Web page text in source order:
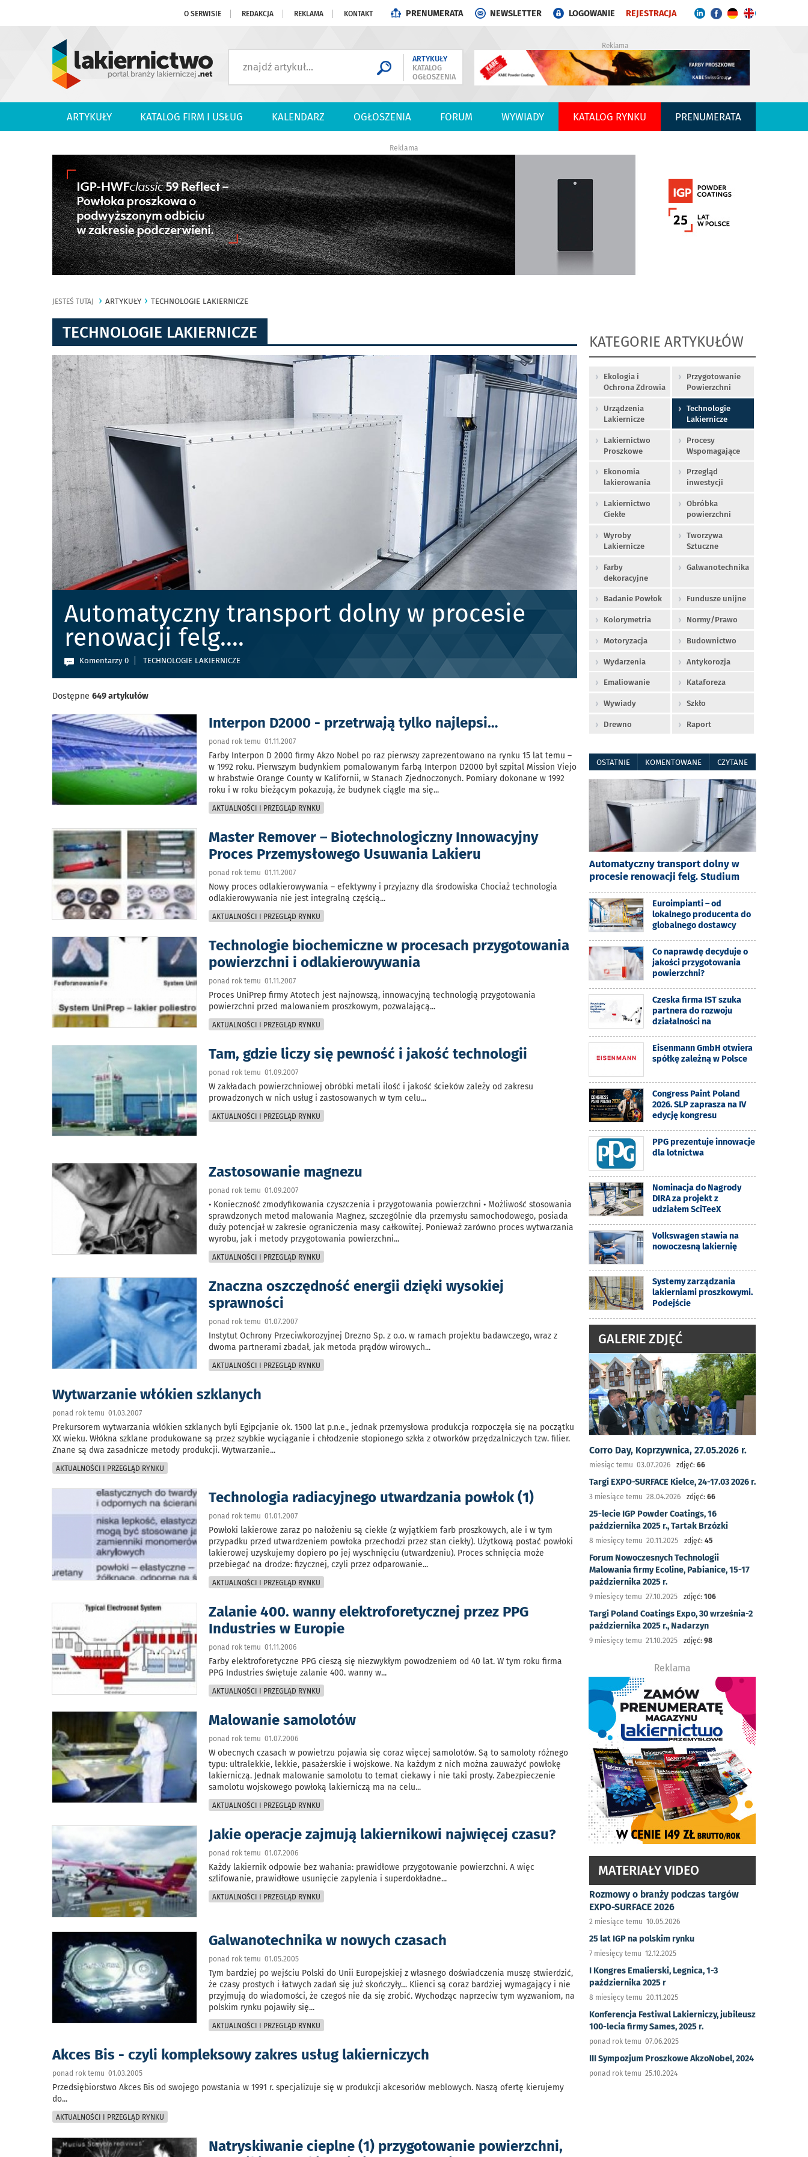
O SERWISIE REDAKCJA REKLAMA KONTAKT PRENUMERATA NEWSLETTER LOGOWANIE REJESTRACJA
ARTYKUŁY
KATALOG
OGŁOSZENIA
Reklama
ARTYKUŁY KATALOG FIRM I USŁUG KALENDARZ OGŁOSZENIA FORUM WYWIADY KATALOG RYNKU PRENUMERATA
Reklama
JESTEŚ TUTAJ ARTYKUŁY TECHNOLOGIE LAKIERNICZE
TECHNOLOGIE LAKIERNICZE
Automatyczny transport dolny w procesie
renowacji felg....
Komentarzy 0 TECHNOLOGIE LAKIERNICZE
Dostępne 649 artykułów
Interpon D2000 - przetrwają tylko najlepsi…
ponad rok temu 01.11.2007
Farby Interpon D 2000 firmy Akzo Nobel po raz pierwszy zaprezentowano na rynku 15 lat temu –
w 1992 roku. Pierwszym budynkiem pomalowanym farbą Interpon D2000 był szpital Mission Viejo
w hrabstwie Orange County w Kalifornii, w Stanach Zjednoczonych. Pomiary dokonane w 1992
roku i w roku bieżącym pokazują, że budynek ciągle ma się...
AKTUALNOŚCI I PRZEGLĄD RYNKU
Master Remover – Biotechnologiczny Innowacyjny
Proces Przemysłowego Usuwania Lakieru
ponad rok temu 01.11.2007
Nowy proces odlakierowywania – efektywny i przyjazny dla środowiska Chociaż technologia
odlakierowywania nie jest integralną częścią...
AKTUALNOŚCI I PRZEGLĄD RYNKU
Technologie biochemiczne w procesach przygotowania
powierzchni i odlakierowywania
ponad rok temu 01.11.2007
Proces UniPrep firmy Atotech jest najnowszą, innowacyjną technologią przygotowania
powierzchni przed malowaniem proszkowym, pozwalającą...
AKTUALNOŚCI I PRZEGLĄD RYNKU
Tam, gdzie liczy się pewność i jakość technologii
ponad rok temu 01.09.2007
W zakładach powierzchniowej obróbki metali ilość i jakość ścieków zależy od zakresu
prowadzonych w nich usług i zastosowanych w tym celu...
AKTUALNOŚCI I PRZEGLĄD RYNKU
Zastosowanie magnezu
ponad rok temu 01.09.2007
• Konieczność zmodyfikowania czyszczenia i przygotowania powierzchni • Możliwość stosowania
sprawdzonych metod malowania Magnez, szczególnie dla przemysłu samochodowego, posiada
duży potencjał w zakresie ograniczenia masy całkowitej. Ponieważ zarówno proces wytwarzania
wyrobu, jak i metody przygotowania powierzchni...
AKTUALNOŚCI I PRZEGLĄD RYNKU
Znaczna oszczędność energii dzięki wysokiej
sprawności
ponad rok temu 01.07.2007
Instytut Ochrony Przeciwkorozyjnej Drezno Sp. z o.o. w ramach projektu badawczego, wraz z
dwoma partnerami zbadał, jak metoda prądów wirowych...
AKTUALNOŚCI I PRZEGLĄD RYNKU
Wytwarzanie włókien szklanych
ponad rok temu 01.03.2007
Prekursorem wytwarzania włókien szklanych byli Egipcjanie ok. 1500 lat p.n.e., jednak przemysłowa produkcja rozpoczęła się na początku
XX wieku. Włókna szklane produkowane są przez szybkie wyciąganie i chłodzenie stopionego szkła z otworków przędzalniczych tzw. filier.
Znane są dwa zasadnicze metody produkcji. Wytwarzanie...
AKTUALNOŚCI I PRZEGLĄD RYNKU
Technologia radiacyjnego utwardzania powłok (1)
ponad rok temu 01.01.2007
Powłoki lakierowe zaraz po nałożeniu są ciekłe (z wyjątkiem farb proszkowych, ale i w tym
przypadku przed utwardzeniem powłoka przechodzi przez stan ciekły). Użytkową postać powłoki
lakierowej uzyskujemy dopiero po jej wyschnięciu (utwardzeniu). Proces schnięcia może
przebiegać na drodze: fizycznej, czyli przez odparowanie...
AKTUALNOŚCI I PRZEGLĄD RYNKU
Zalanie 400. wanny elektroforetycznej przez PPG
Industries w Europie
ponad rok temu 01.11.2006
Farby elektroforetyczne PPG cieszą się niezwykłym powodzeniem od 40 lat. W tym roku firma
PPG Industries świętuje zalanie 400. wanny w...
AKTUALNOŚCI I PRZEGLĄD RYNKU
Malowanie samolotów
ponad rok temu 01.07.2006
W obecnych czasach w powietrzu pojawia się coraz więcej samolotów. Są to samoloty różnego
typu: ultralekkie, lekkie, pasażerskie i wojskowe. Na każdym z nich można zauważyć powłokę
lakierniczą. Jednak malowanie samolotu to temat ciekawy i nie taki prosty. Zabezpieczenie
samolotu wojskowego powłoką lakierniczą ma na celu...
AKTUALNOŚCI I PRZEGLĄD RYNKU
Jakie operacje zajmują lakiernikowi najwięcej czasu?
ponad rok temu 01.07.2006
Każdy lakiernik odpowie bez wahania: prawidłowe przygotowanie powierzchni. A więc
szlifowanie, prawidłowe usunięcie zapylenia i superdokładne...
AKTUALNOŚCI I PRZEGLĄD RYNKU
Galwanotechnika w nowych czasach
ponad rok temu 01.05.2005
Tym bardziej po wejściu Polski do Unii Europejskiej z własnego doświadczenia muszę stwierdzić,
że czasy prostych i łatwych zadań się już skończyły… Klienci są coraz bardziej wymagający i nie
przyjmują do wiadomości, że czegoś nie da się zrobić. Wychodząc naprzeciw tym wyzwaniom, na
polskim rynku pojawiły się...
AKTUALNOŚCI I PRZEGLĄD RYNKU
Akces Bis - czyli kompleksowy zakres usług lakierniczych
ponad rok temu 01.03.2005
Przedsiębiorstwo Akces Bis od swojego powstania w 1991 r. specjalizuje się w produkcji akcesoriów meblowych. Naszą ofertę kierujemy
do...
AKTUALNOŚCI I PRZEGLĄD RYNKU
Natryskiwanie cieplne (1) przygotowanie powierzchni,
KATEGORIE ARTYKUŁÓW
Ekologia i
Ochrona Zdrowia
Przygotowanie
Powierzchni
Urządzenia
Lakiernicze
Technologie
Lakiernicze
Lakiernictwo
Proszkowe
Procesy
Wspomagające
Ekonomia
lakierowania
Przegląd
inwestycji
Lakiernictwo
Ciekłe
Obróbka
powierzchni
Wyroby
Lakiernicze
Tworzywa
Sztuczne
Farby
dekoracyjne
Galwanotechnika
Badanie Powłok Fundusze unijne
Kolorymetria Normy/Prawo
Motoryzacja Budownictwo
Wydarzenia Antykorozja
Emaliowanie Kataforeza
Wywiady Szkło
Drewno Raport
OSTATNIE KOMENTOWANE CZYTANE
Automatyczny transport dolny w
procesie renowacji felg. Studium
Euroimpianti – od
lokalnego producenta do
globalnego dostawcy
Co naprawdę decyduje o
jakości przygotowania
powierzchni?
Czeska firma IST szuka
partnera do rozwoju
działalności na
Eisenmann GmbH otwiera
spółkę zależną w Polsce
Congress Paint Poland
2026. SLP zaprasza na IV
edycję kongresu
PPG prezentuje innowacje
dla lotnictwa
Nominacja do Nagrody
DIRA za projekt z
udziałem SciTeeX
Volkswagen stawia na
nowoczesną lakiernię
Systemy zarządzania
lakierniami proszkowymi.
Podejście
GALERIE ZDJĘĆ
Corro Day, Koprzywnica, 27.05.2026 r.
miesiąc temu 03.07.2026 zdjęć: 66
Targi EXPO-SURFACE Kielce, 24-17.03 2026 r.
3 miesiące temu 28.04.2026 zdjęć: 66
25-lecie IGP Powder Coatings, 16
października 2025 r., Tartak Brzózki
8 miesięcy temu 20.11.2025 zdjęć: 45
Forum Nowoczesnych Technologii
Malowania firmy Ecoline, Pabianice, 15-17
października 2025 r.
9 miesięcy temu 27.10.2025 zdjęć: 106
Targi Poland Coatings Expo, 30 września-2
października 2025 r., Nadarzyn
9 miesięcy temu 21.10.2025 zdjęć: 98
Reklama
MATERIAŁY VIDEO
Rozmowy o branży podczas targów
EXPO-SURFACE 2026
2 miesiące temu 10.05.2026
25 lat IGP na polskim rynku
7 miesięcy temu 12.12.2025
I Kongres Emalierski, Legnica, 1-3
października 2025 r
8 miesięcy temu 20.11.2025
Konferencja Festiwal Lakierniczy, jubileusz
100-lecia firmy Sames, 2025 r.
ponad rok temu 07.06.2025
III Sympozjum Proszkowe AkzoNobel, 2024
ponad rok temu 25.10.2024